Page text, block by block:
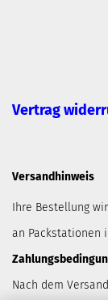
Vertrag
Versandhinweis
Ihre Bestellung
an Packstationen
Nach dem